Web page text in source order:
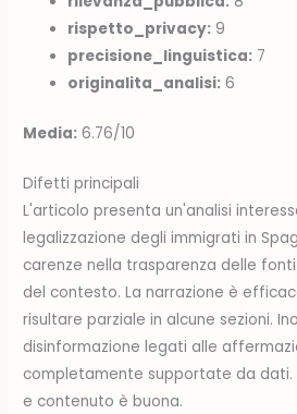
rispetto_privacy: 9
precisione_linguistica: 7
originalita_analisi: 6
Media: 6.76/10
Difetti principali
L'articolo presenta un'analisi
legalizzazione degli immigrati in
carenze nella trasparenza delle
del contesto. La narrazione è
risultare parziale in alcune sezioni.
disinformazione legati alle
completamente supportate da dati.
e contenuto è buona.